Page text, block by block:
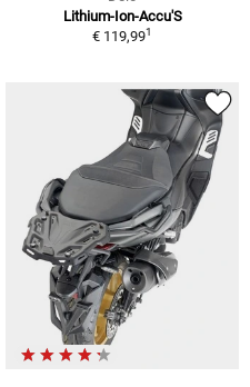
Lithium-Ion-Accu'S
€ 119,991